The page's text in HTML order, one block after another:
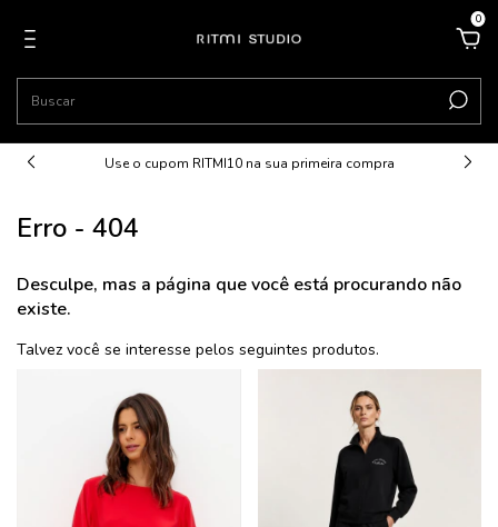
0
Use o cupom RITMI10 na sua primeira compra
Erro - 404
Desculpe, mas a página que você está procurando não
existe.
Talvez você se interesse pelos seguintes produtos.